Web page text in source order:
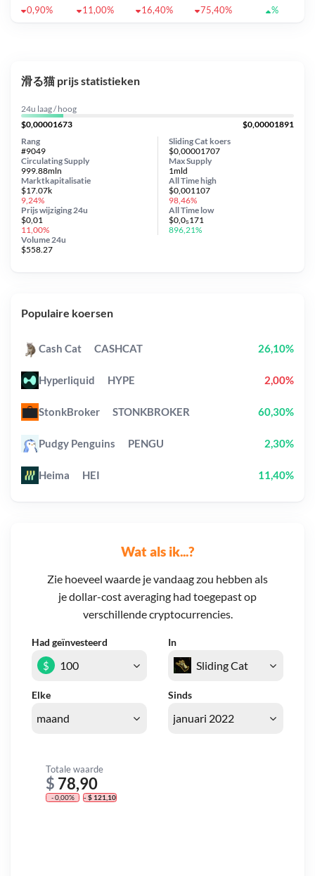
0,90%
11,00% 16,40% 75,40% %
Wat als ik...?
Zie hoeveel waarde je vandaag zou hebben als
je dollar-cost averaging had toegepast op
verschillende cryptocurrencies.
Had geïnvesteerd In
Elke Sinds
$
Totale waarde
$ 78,90
- 0,00% - $ 121,10
滑る猫 prijs statistieken
24u laag / hoog
$0,00001673
$0,00001891
Sliding Cat koers
$0,00001707
Circulating Supply
999.88mln
Prijs wijziging 24u
$0,01
11,00%
Max Supply
1mld
Marktkapitalisatie
$17.07k
9,24%
Volume 24u
$558.27
Rang
#9049
All Timehigh
$0,001107
98,46%
All Time low
$0,0₅171
896,21%
Populaire koersen
Cash Cat CASHCAT 26,10%
Hyperliquid HYPE 2,00%
StonkBroker STONKBROKER 60,30%
Pudgy Penguins PENGU 2,30%
Heima HEI 11,40%